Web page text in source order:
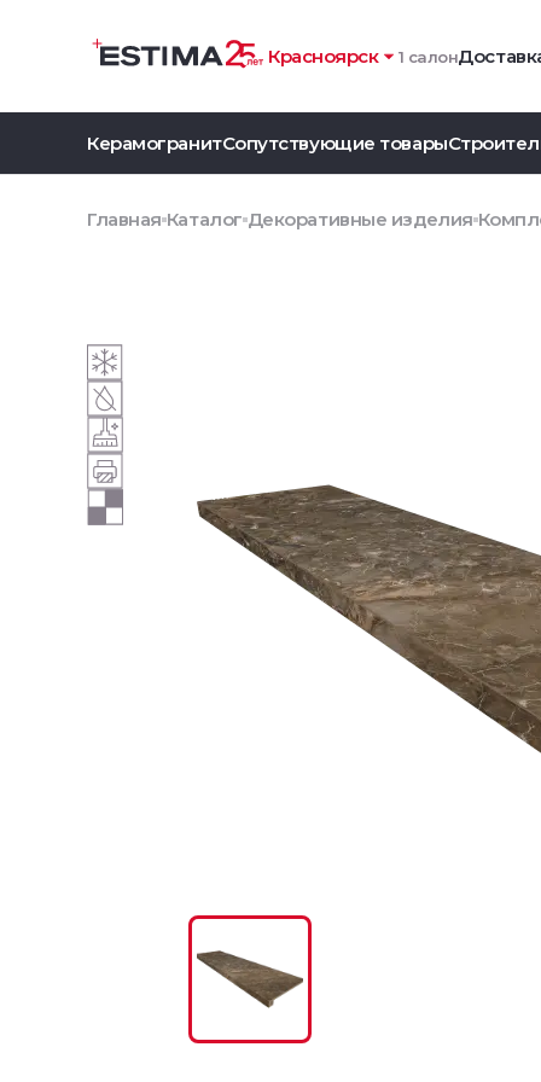
Красноярск 1 салон
КерамогранитСопутствующие товары
Главная Каталог Декоративные изделия